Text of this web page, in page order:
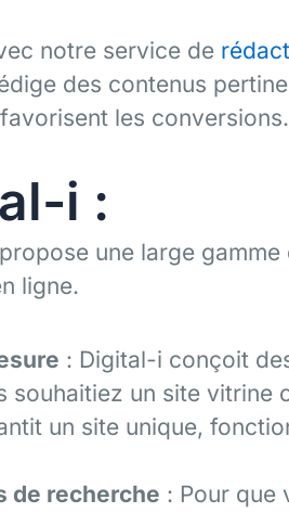
notre service de
des contenus
les conversions.
i :
propose une large gamme
ligne.
: Digital-i conçoit
un site vitrine
un site unique,
de recherche : Pour que